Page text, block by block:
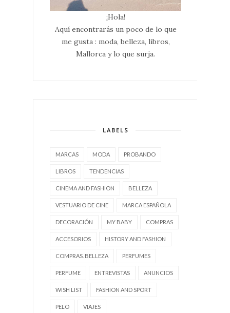
¡Hola!
Aquí encontrarás un poco de lo que
me gusta : moda, belleza, libros,
Mallorca y lo que surja.
LABELS
MARCAS MODA PROBANDO
LIBROS TENDENCIAS
CINEMA AND FASHION BELLEZA
VESTUARIO DE CINE MARCA ESPAÑOLA
DECORACIÓN MY BABY COMPRAS
ACCESORIOS HISTORY AND FASHION
COMPRAS. BELLEZA PERFUMES
PERFUME ENTREVISTAS ANUNCIOS
WISH LIST FASHION AND SPORT
PELO VIAJES